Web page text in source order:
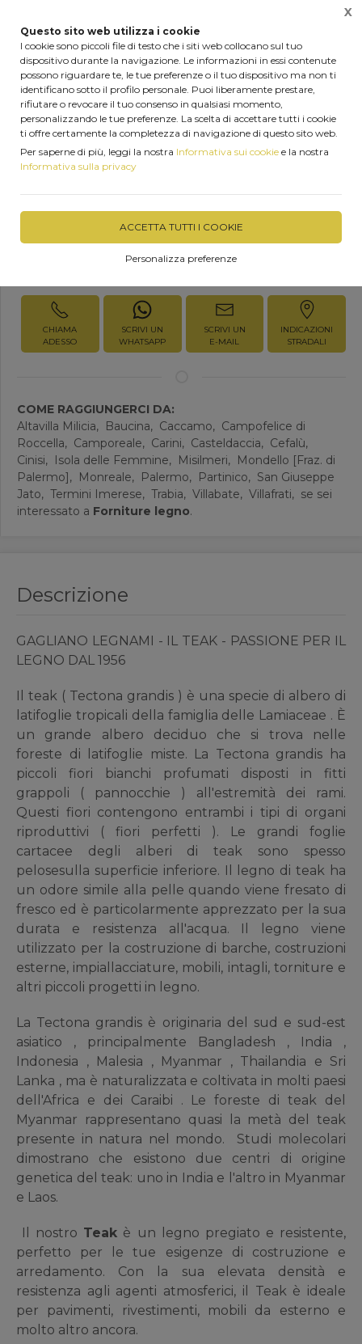
Questo sito web utilizza i cookie
I cookie sono piccoli file di testo che i siti web collocano sul tuo
dispositivo durante la navigazione. Le informazioni in essi contenute
possono riguardare te, le tue preferenze o il tuo dispositivo ma non ti
identificano sotto il profilo personale. Puoi liberamente prestare,
rifiutare o revocare il tuo consenso in qualsiasi momento,
personalizzando le tue preferenze. La scelta di accettare tutti i cookie
ti offre certamente la completezza di navigazione di questo sito web.
Per saperne di più, leggi la nostra Informativa sui cookie e la nostra
Informativa sulla privacy
ACCETTA TUTTI I COOKIE
Personalizza preferenze
X
Home Prodotti Forniture legno
Teak
CHIAMA
ADESSO
SCRIVI UN
WHATSAPP
SCRIVI UN
E-MAIL
INDICAZIONI
STRADALI
COME RAGGIUNGERCI DA:
Altavilla Milicia, Baucina, Caccamo, Campofelice di
Roccella, Camporeale, Carini, Casteldaccia, Cefalù,
Cinisi, Isola delle Femmine, Misilmeri, Mondello [Fraz. di
Palermo], Monreale, Palermo, Partinico, San Giuseppe
Jato, Termini Imerese, Trabia, Villabate, Villafrati, se sei
interessato a Forniture legno.
Descrizione
GAGLIANO LEGNAMI - IL TEAK - PASSIONE PER IL
LEGNO DAL 1956
Il teak ( Tectona grandis ) è una specie di albero di
latifoglie tropicali della famiglia delle Lamiaceae . È
un grande albero deciduo che si trova nelle
foreste di latifoglie miste. La Tectona grandis ha
piccoli fiori bianchi profumati disposti in fitti
grappoli ( pannocchie ) all'estremità dei rami.
Questi fiori contengono entrambi i tipi di organi
riproduttivi ( fiori perfetti ). Le grandi foglie
cartacee degli alberi di teak sono spesso
pelosesulla superficie inferiore. Il legno di teak ha
un odore simile alla pelle quando viene fresato di
fresco ed è particolarmente apprezzato per la sua
durata e resistenza all'acqua. Il legno viene
utilizzato per la costruzione di barche, costruzioni
esterne, impiallacciature, mobili, intagli, torniture e
altri piccoli progetti in legno.
La Tectona grandis è originaria del sud e sud-est
asiatico , principalmente Bangladesh , India ,
Indonesia , Malesia , Myanmar , Thailandia e Sri
Lanka , ma è naturalizzata e coltivata in molti paesi
dell'Africa e dei Caraibi . Le foreste di teak del
Myanmar rappresentano quasi la metà del teak
presente in natura nel mondo. Studi molecolari
dimostrano che esistono due centri di origine
genetica del teak: uno in India e l'altro in Myanmar
e Laos.
Il nostro Teak è un legno pregiato e resistente,
perfetto per le tue esigenze di costruzione e
arredamento. Con la sua elevata densità e
resistenza agli agenti atmosferici, il Teak è ideale
per pavimenti, rivestimenti, mobili da esterno e
molto altro ancora.